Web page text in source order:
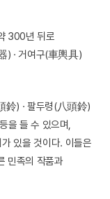
300년 뒤로
) · 거여구(車輿具)
鈴) · 팔두령(八頭鈴)
을 들 수 있으며,
있을 것이다. 이들은
민족의 작품과